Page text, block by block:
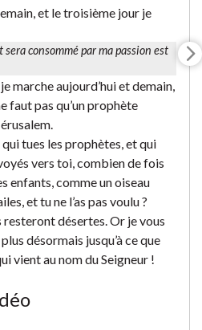
et le troisième jour je
consommé par ma passion est
marche aujourd’hui et demain,
faut pas qu’un prophète
qui tues les prophètes, et qui
vers toi, combien de fois
enfants, comme un oiseau
et tu ne l’as pas voulu ?
resteront désertes. Or je vous
désormais jusqu’à ce que
vient au nom du Seigneur !